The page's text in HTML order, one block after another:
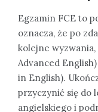
Egzamin FCE to
oznacza, że po
kolejne
Advanced
in English).
przyczynić się do
angielskiego i